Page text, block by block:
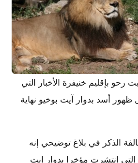
بإقليم خنيفرة الأخبار التي
أسد بدوار آيت بوخيو نهاية
الذكر في بلاغ توضيحي إنه
انتشرت مؤخرا بدوار ايت